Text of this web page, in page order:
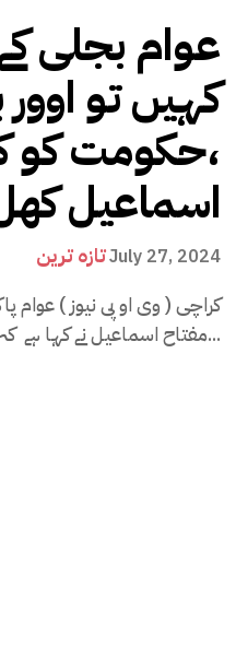
عوام بجلی
کہیں تو
،حکومت کو
اسماعیل
تازہ ترینJuly 27, 2024
کراچی ( وی او پی نیوز ) عوام
مفتاح اسماعیل نے کہا ہے کہ...